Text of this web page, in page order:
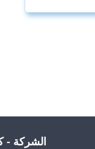
الشركة -